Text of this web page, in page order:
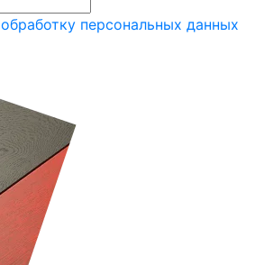
обработку персональных данных